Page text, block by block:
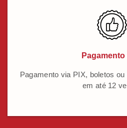
Pagamento
Pagamento via PIX, boletos
em até 12